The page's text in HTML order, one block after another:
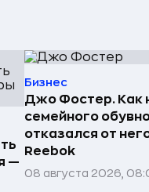
—
Бизнес
Джо Фостер. Как
семейного
отказался от
Reebok
08 августа 2026,